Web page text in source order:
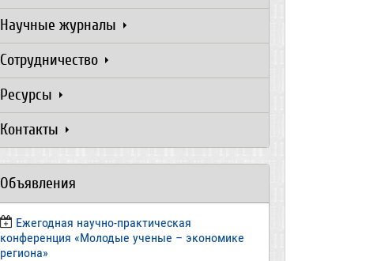
Научные журналы
Сотрудничество
Ресурсы
Контакты
Объявления
Ежегодная научно-практическая
конференция «Молодые ученые – экономике
региона»